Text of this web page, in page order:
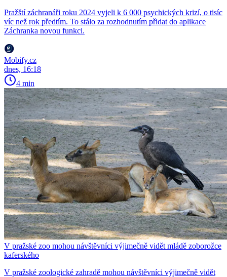
Pražští záchranáři roku 2024 vyjeli k 6 000 psychických krizí, o tisíc
víc než rok předtím. To stálo za rozhodnutím přidat do aplikace
Záchranka novou funkci.
Mobify.cz
dnes, 16:18
4 min
V pražské zoo mohou návštěvníci výjimečně vidět mládě zoborožce
kaferského
V pražské zoologické zahradě mohou návštěvníci výjimečně vidět